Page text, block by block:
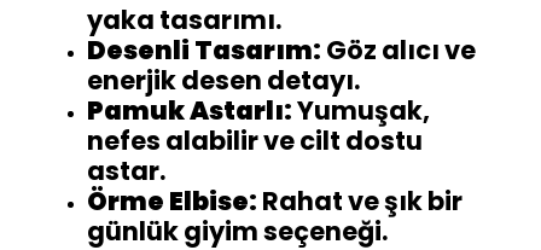
yaka tasarımı.
Desenli Tasarım: Göz alıcı ve
enerjik desen detayı.
Pamuk Astarlı:Yumuşak,
nefes alabilir ve cilt dostu
astar.
Örme Elbise: Rahat ve şık bir
günlük giyim seçeneği.